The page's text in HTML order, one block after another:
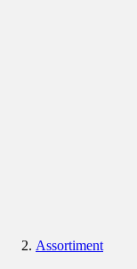
Assortiment